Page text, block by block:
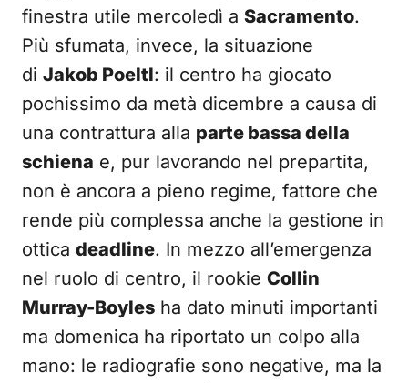
finestra utile mercoledì a Sacramento.
Più sfumata, invece, la situazione
di Jakob Poeltl: il centro ha giocato
pochissimo da metà dicembre a causa di
una contrattura alla parte bassa della
schiena e, pur lavorando nel prepartita,
non è ancora a pieno regime, fattore che
rende più complessa anche la gestione in
ottica deadline. In mezzo all’emergenza
nel ruolo di centro, il rookie Collin
Murray-Boyles ha dato minuti importanti
ma domenica ha riportato un colpo alla
mano: le radiografie sono negative, ma la